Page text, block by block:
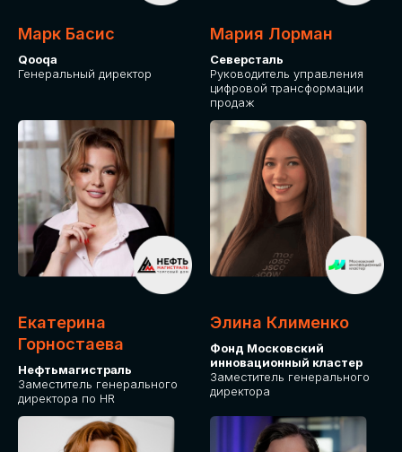
Марк Басис
Qooqa
Генеральный директор
Мария Лорман
Северсталь
Руководитель управления
цифровой трансформации
продаж
Екатерина
Горностаева
Нефтьмагистраль
Заместитель генерального
директора по HR
Элина Клименко
Фонд Московский
инновационный кластер
Заместитель генерального
директора
Приглашаем стать партнером GLOBAL
TECH FORUM и презентовать ваши
решения целевой аудитории. Будем
рады сотрудничеству!
СТАНЬТЕ
ЭКСПОНЕНТОМ
ПОДАТЬ ЗАЯВКУ
IT Solutions for Business